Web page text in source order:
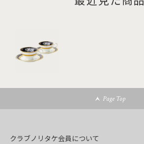
Page Top
クラブノリタケ会員について